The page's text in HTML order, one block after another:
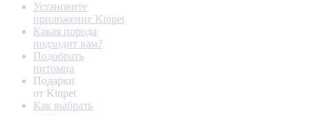
Установите
приложение Kinpet
Какая порода
подходит вам?
Подобрать
питомца
Подарки
от Kinpet
Как выбрать